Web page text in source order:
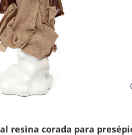
resina corada para